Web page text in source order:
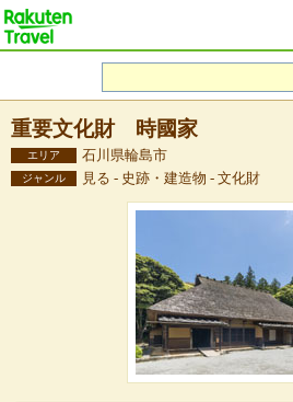
重要文化財 時國家
エリア 石川県輪島市
ジャンル 見る - 史跡・建造物 - 文化財